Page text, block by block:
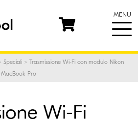
MENU
Speciali > Trasmissione Wi-Fi con modulo Nikon
Pro
Wi-Fi